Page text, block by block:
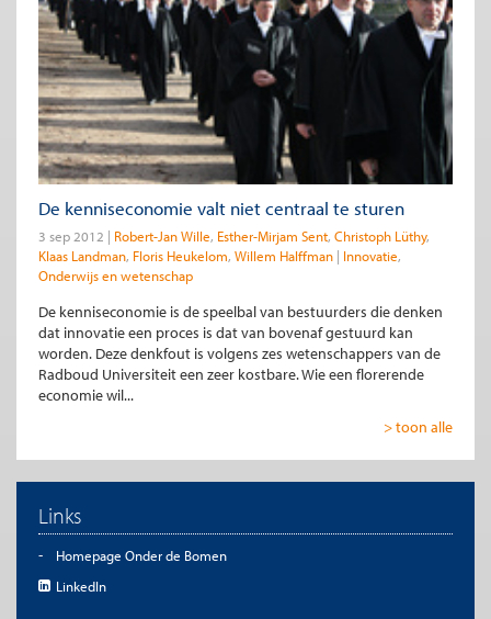
De kenniseconomie valt niet centraal te sturen
3 sep 2012 Robert-Jan Wille Esther-Mirjam Sent Christoph Lüthy
Klaas Landman Floris Heukelom Willem Halffman
Innovatie
Onderwijs en wetenschap
De kenniseconomie is de speelbal van bestuurders die denken
dat innovatie een proces is dat van bovenaf gestuurd kan
worden. Deze denkfout is volgens zes wetenschappers van de
Radboud Universiteit een zeer kostbare. Wie een florerende
economie wil...
> toon alle
Links
Homepage Onder de Bomen
LinkedIn